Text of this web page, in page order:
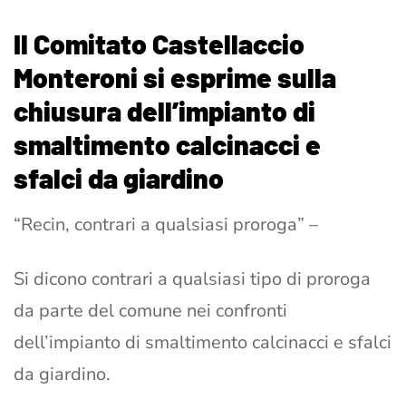
Il Comitato Castellaccio
Monteroni si esprime sulla
chiusura dell’impianto di
smaltimento calcinacci e
sfalci da giardino
“Recin, contrari a qualsiasi proroga” –
Si dicono contrari a qualsiasi tipo di proroga
da parte del comune nei confronti
dell’impianto di smaltimento calcinacci e sfalci
da giardino.